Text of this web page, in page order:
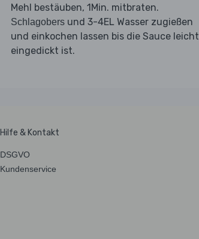
Mehl bestäuben, 1Min. mitbraten.
Schlagobersund 3-4EL Wasser zugießen
und einkochen lassen bis die Sauce leicht
eingedickt ist.
Hilfe & Kontakt
DSGVO
Kundenservice